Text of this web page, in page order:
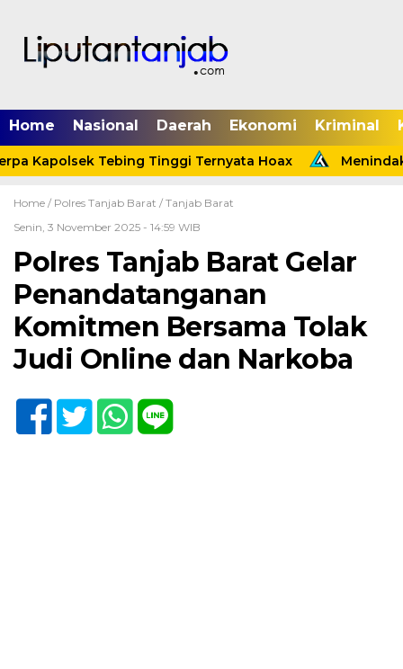
Home Nasional Daerah Ekonomi Kriminal
Kapolsek Tebing Tinggi Ternyata Hoax
Home / Polres Tanjab Barat / Tanjab Barat
Senin, 3 November 2025 - 14:59 WIB
Polres Tanjab Barat Gelar
Penandatanganan
Komitmen Bersama Tolak
Judi Online dan Narkoba